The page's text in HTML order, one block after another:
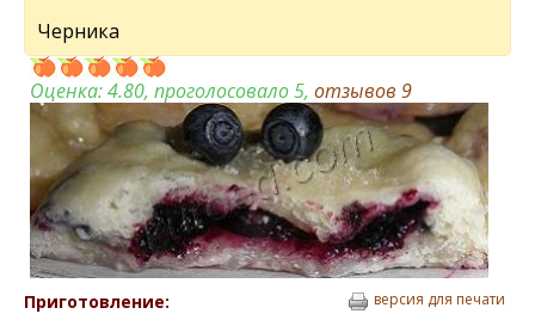
Черника
Оценка:4.80, проголосовало 5, отзывов 9
Приготовление: версия для печати